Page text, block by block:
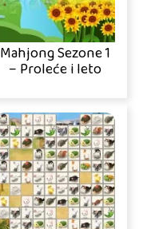
Mahjong Sezone 1
– Proleće i leto